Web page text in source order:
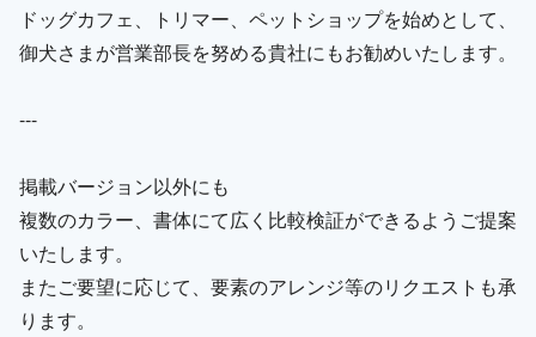
ドッグカフェ、トリマー、ペットショップを始めとして、
御犬さまが営業部長を努める貴社にもお勧めいたします。
---
掲載バージョン以外にも
複数のカラー、書体にて広く比較検証ができるようご提案
いたします。
またご要望に応じて、要素のアレンジ等のリクエストも承
ります。